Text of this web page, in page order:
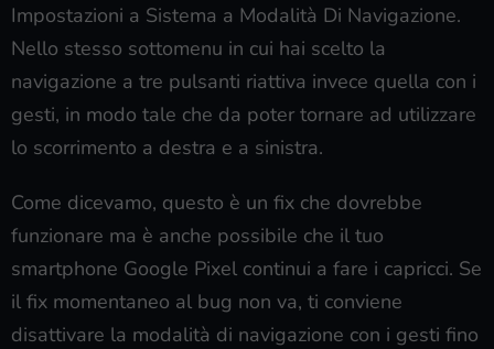
Impostazioni a Sistema a Modalità Di Navigazione.
Nello stesso sottomenu in cui hai scelto la
navigazione a tre pulsanti riattiva invece quella con i
gesti, in modo tale che da poter tornare ad utilizzare
lo scorrimento a destra e a sinistra.
Come dicevamo, questo è un fix che dovrebbe
funzionare ma è anche possibile che il tuo
smartphone Google Pixel continui a fare i capricci. Se
il fix momentaneo al bug non va, ti conviene
disattivare la modalità di navigazione con i gesti fino